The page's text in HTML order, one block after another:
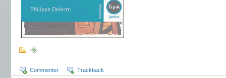
Commenter Trackback